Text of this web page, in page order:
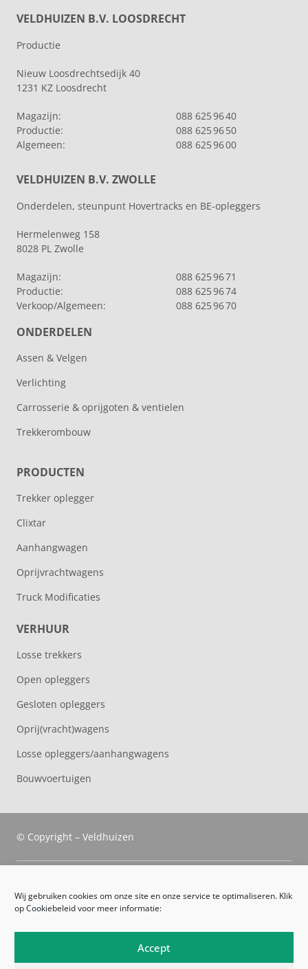
Wij gebruiken cookies om onze site en onze service te optimaliseren. Klik
op Cookiebeleid voor meer informatie:
Accept
VELDHUIZEN B.V. LOOSDRECHT
Productie
Nieuw Loosdrechtsedijk 40
1231 KZ Loosdrecht
Magazijn:
088 625 96 40
Productie:
088 625 96 50
Algemeen:
088 625 96 00
VELDHUIZEN B.V. ZWOLLE
Onderdelen, steunpunt Hovertracks en BE-opleggers
Hermelenweg 158
8028 PL Zwolle
Magazijn:
088 625 96 71
Productie:
088 625 96 74
Verkoop/Algemeen:
088 625 96 70
ONDERDELEN
Assen & Velgen
Verlichting
Carrosserie & oprijgoten & ventielen
Trekkerombouw
PRODUCTEN
Trekker oplegger
Clixtar
Aanhangwagen
Oprijvrachtwagens
Truck Modificaties
VERHUUR
Losse trekkers
Open opleggers
Gesloten opleggers
Oprij(vracht)wagens
Losse opleggers/aanhangwagens
Bouwvoertuigen
© Copyright – Veldhuizen
Veldhuizen Trucks
Route
Algemene voorwaarden